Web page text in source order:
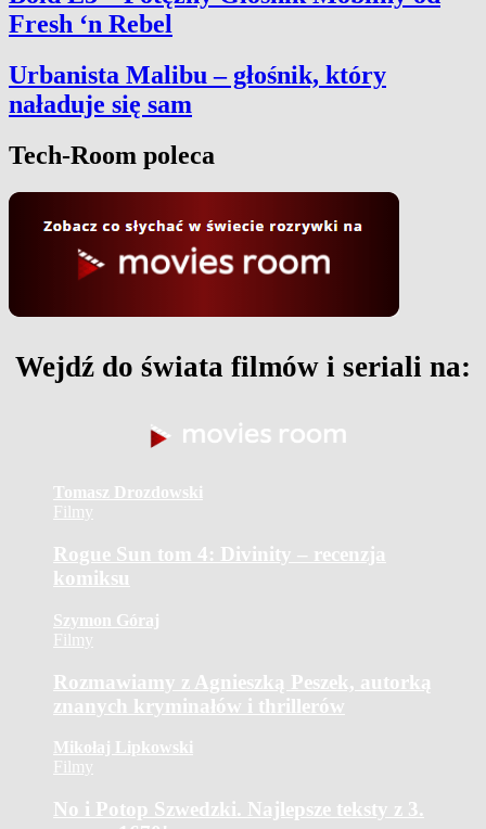
Fresh ‘n Rebel
Urbanista Malibu – głośnik, który
naładuje się sam
Tech-Room poleca
Wejdź do świata filmów i seriali na:
Tomasz Drozdowski
Filmy
Rogue Sun tom 4: Divinity – recenzja
komiksu
Szymon Góraj
Filmy
Rozmawiamy z Agnieszką Peszek, autorką
znanych kryminałów i thrillerów
Mikołaj Lipkowski
Filmy
No i Potop Szwedzki. Najlepsze teksty z 3.